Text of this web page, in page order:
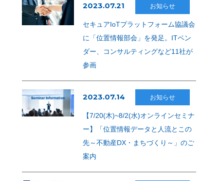
2023.07.21 お知らせ
セキュアIoTプラットフォーム協議会
に「位置情報部会」を発足。ITベン
ダー、コンサルティングなど11社が
参画
2023.07.14 お知らせ
【7/20(木)~8/2(水)オンラインセミナ
ー】「位置情報データと人流とこの
先～不動産DX・まちづくり～」のご
案内